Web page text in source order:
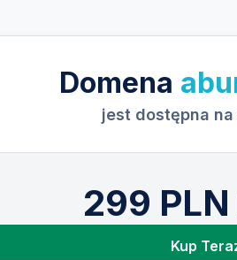
Domena
jest dostępna
299
Kup